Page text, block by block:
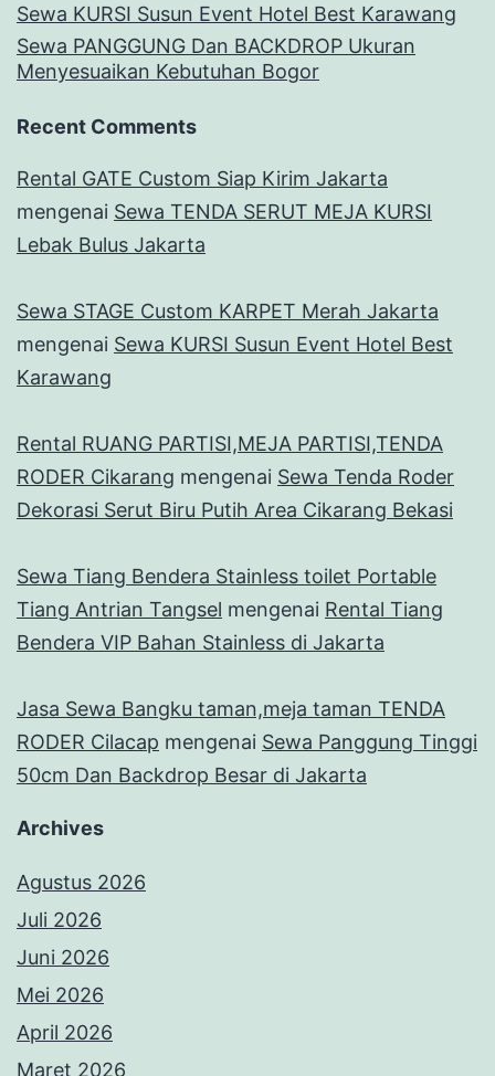
Sewa KURSI Susun Event Hotel Best Karawang
Sewa PANGGUNG Dan BACKDROP Ukuran
Menyesuaikan Kebutuhan Bogor
Recent Comments
Rental GATE Custom Siap Kirim Jakarta
mengenai Sewa TENDA SERUT MEJA KURSI
Lebak Bulus Jakarta
Sewa STAGE Custom KARPET Merah Jakarta
mengenai Sewa KURSI Susun Event Hotel Best
Karawang
Rental RUANG PARTISI,MEJA PARTISI,TENDA
RODER Cikarang mengenai Sewa Tenda Roder
Dekorasi Serut Biru Putih Area Cikarang Bekasi
Sewa Tiang Bendera Stainless toilet Portable
Tiang Antrian Tangsel mengenai Rental Tiang
Bendera VIP Bahan Stainless di Jakarta
Jasa Sewa Bangku taman,meja taman TENDA
RODER Cilacap mengenai Sewa Panggung Tinggi
50cm Dan Backdrop Besar di Jakarta
Archives
Agustus 2026
Juli 2026
Juni 2026
Mei 2026
April 2026
Maret 2026